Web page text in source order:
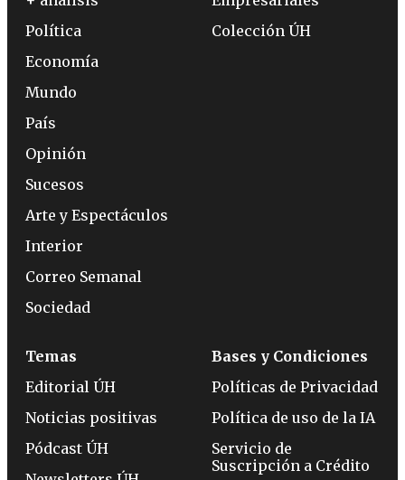
Política
Economía
Mundo
País
Opinión
Sucesos
Arte y Espectáculos
Interior
Correo Semanal
Sociedad
Colección ÚH
Temas
Editorial ÚH
Noticias positivas
Pódcast ÚH
Bases y Condiciones
Políticas de Privacidad
Política de uso de la IA
Servicio de
Suscripción a Crédito